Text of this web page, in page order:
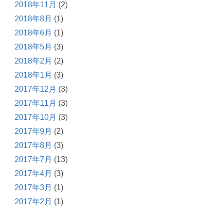
2018年11月 (2)
2018年8月 (1)
2018年6月 (1)
2018年5月 (3)
2018年2月 (2)
2018年1月 (3)
2017年12月 (3)
2017年11月 (3)
2017年10月 (3)
2017年9月 (2)
2017年8月 (3)
2017年7月 (13)
2017年4月 (3)
2017年3月 (1)
2017年2月 (1)